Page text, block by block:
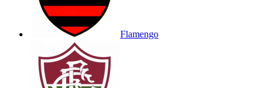
Flamengo